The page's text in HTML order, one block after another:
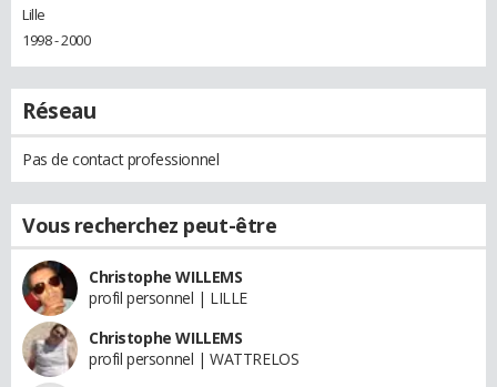
Lille
1998 - 2000
Réseau
Pas de contact professionnel
Vous recherchez peut-être
Christophe WILLEMS
profil personnel | LILLE
Christophe WILLEMS
profil personnel | WATTRELOS